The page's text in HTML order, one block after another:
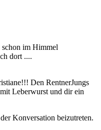
schon im Himmel
dort ....
Den RentnerJungs
Leberwurst und dir ein
Konversation beizutreten.